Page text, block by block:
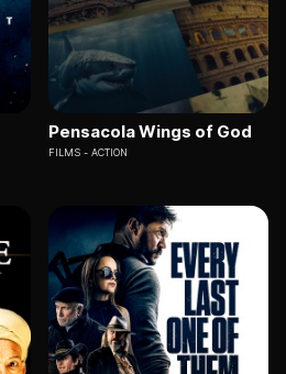
Pensacola Wings of God
FILMS ACTION